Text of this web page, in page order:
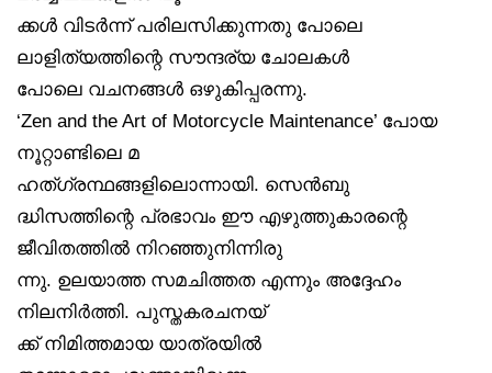
ക്കൾ വിടർന്ന് പരിലസിക്കുന്നതു പോലെ
ലാളിത്യത്തിന്റെ സൗന്ദര്യ ചോലകൾ
പോലെ വചനങ്ങൾ ഒഴുകിപ്പരന്നു.
‘Zen and the Art of Motorcycle Maintenance’ പോയ
നൂറ്റാണ്ടിലെ മ
ഹത്ഗ്രന്ഥങ്ങളിലൊന്നായി. സെൻബു
ദ്ധിസത്തിന്റെ പ്രഭാവം ഈ എഴുത്തുകാരന്റെ
ജീവിതത്തിൽ നിറഞ്ഞുനിന്നിരു
ന്നു. ഉലയാത്ത സമചിത്തത എന്നും അദ്ദേഹം
നിലനിർത്തി. പുസ്തകരചനയ്
ക്ക് നിമിത്തമായ യാത്രയിൽ